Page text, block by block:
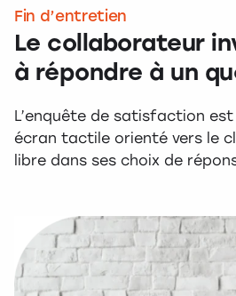
Fin d’entretien
Le collaborateur
à répondre à un
L’enquête de satisfaction
écran tactile orienté vers le
libre dans ses choix de